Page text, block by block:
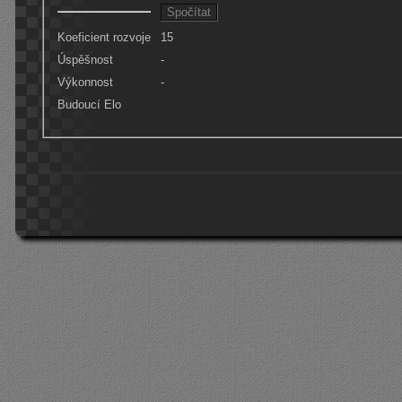
Koeficient rozvoje
15
Úspěšnost
-
Výkonnost
-
Budoucí Elo